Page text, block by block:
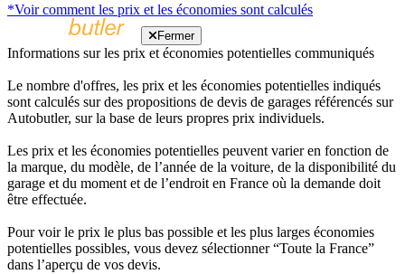
*Voir comment les prix et les économies sont calculés
Fermer
Informations sur les prix et économies potentielles communiqués
Le nombre d'offres, les prix et les économies potentielles indiqués
sont calculés sur des propositions de devis de garages référencés sur
Autobutler, sur la base de leurs propres prix individuels.
Les prix et les économies potentielles peuvent varier en fonction de
la marque, du modèle, de l’année de la voiture, de la disponibilité du
garage et du moment et de l’endroit en France où la demande doit
être effectuée.
Pour voir le prix le plus bas possible et les plus larges économies
potentielles possibles, vous devez sélectionner “Toute la France”
dans l’aperçu de vos devis.